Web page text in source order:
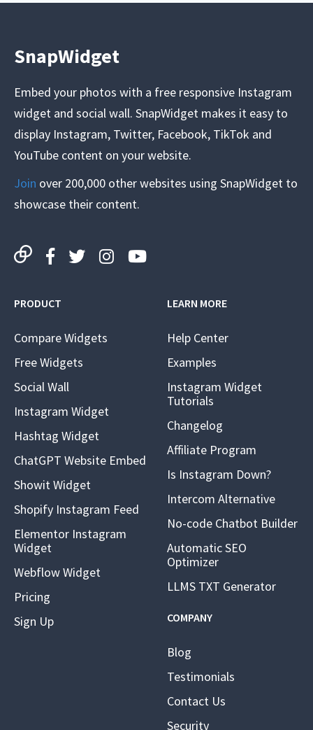
SnapWidget
Embed your photos with a free responsive Instagram
widget and social wall. SnapWidget makes it easy to
display Instagram, Twitter, Facebook, TikTok and
YouTube content on your website.
Join over 200,000 other websites using SnapWidget to
showcase their content.
PRODUCT
Compare Widgets
Free Widgets
Social Wall
Instagram Widget
Hashtag Widget
ChatGPT Website Embed
Showit Widget
Shopify Instagram Feed
Elementor Instagram
Widget
Webflow Widget
Pricing
Sign Up
LEARN MORE
Help Center
Examples
Instagram Widget
Tutorials
Changelog
Affiliate Program
Is Instagram Down?
Intercom Alternative
No-code Chatbot Builder
Automatic SEO
Optimizer
LLMS TXT Generator
COMPANY
Blog
Testimonials
Contact Us
Security